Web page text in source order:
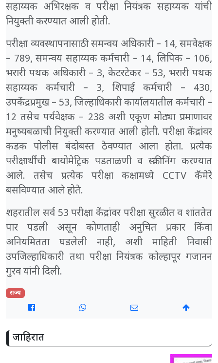
सहाय्यक अभिरक्षक व परीक्षा नियंत्रक सहाय्यक यांची
नियुक्ती करण्यात आली होती.
परीक्षा व्यवस्थापनासाठी समन्वय अधिकारी – 14, समवेक्षक
– 789, समन्वय सहाय्यक कर्मचारी – 14, लिपिक – 106,
भरारी पथक अधिकारी – 3, केटरटेकर – 53, भरारी पथक
सहाय्यक कर्मचारी – 3, शिपाई कर्मचारी – 430,
उपकेंद्रप्रमुख – 53, जिल्हाधिकारी कार्यालयातील कर्मचारी –
12 तसेच पर्यवेक्षक – 238 अशी एकूण मोठ्या प्रमाणावर
मनुष्यबळाची नियुक्ती करण्यात आली होती. परीक्षा केंद्रांवर
कडक पोलीस बंदोबस्त ठेवण्यात आला होता. प्रत्येक
परीक्षार्थीची बायोमेट्रिक पडताळणी व स्क्रीनिंग करण्यात
आले. तसेच प्रत्येक परीक्षा कक्षामध्ये CCTV कॅमेरे
बसविण्यात आले होते.
शहरातील सर्व 53 परीक्षा केंद्रांवर परीक्षा सुरळीत व शांततेत
पार पडली असून कोणताही अनुचित प्रकार किंवा
अनियमितता घडलेली नाही, अशी माहिती निवासी
उपजिल्हाधिकारी तथा परीक्षा नियंत्रक कोल्हापूर गजानन
गुरव यांनी दिली.
राज्य
जाहिरात